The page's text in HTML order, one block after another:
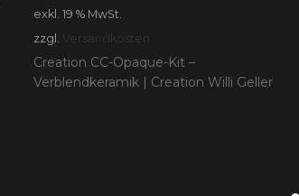
exkl. 19 % MwSt.
zzgl. Versandkosten
Creation CC-Opaque-Kit –
Verblendkeramik | Creation Willi Geller